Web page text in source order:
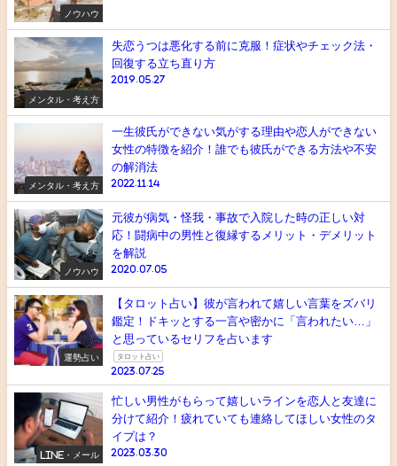
ノウハウ
メンタル・考え方
失恋うつは悪化する前に克服！症状やチェック法・
回復する立ち直り方
2019.05.27
メンタル・考え方
一生彼氏ができない気がする理由や恋人ができない
女性の特徴を紹介！誰でも彼氏ができる方法や不安
の解消法
2022.11.14
ノウハウ
元彼が病気・怪我・事故で入院した時の正しい対
応！闘病中の男性と復縁するメリット・デメリット
を解説
2020.07.05
運勢占い
【タロット占い】彼が言われて嬉しい言葉をズバリ
鑑定！ドキッとする一言や密かに「言われたい…」
と思っているセリフを占います
タロット占い
2023.07.25
LINE・メール
忙しい男性がもらって嬉しいラインを恋人と友達に
分けて紹介！疲れていても連絡してほしい女性のタ
イプは？
2023.03.30